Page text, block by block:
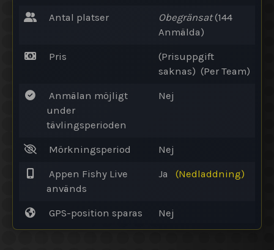
Antal platser Obegränsat(144
Anmälda)
Pris
(Prisuppgift
saknas) (Per Team)
Anmälan möjligt
under
tävlingsperioden
Nej
Mörkningsperiod Nej
Appen Fishy Live
används
Ja (Nedladdning)
GPS-position sparas Nej